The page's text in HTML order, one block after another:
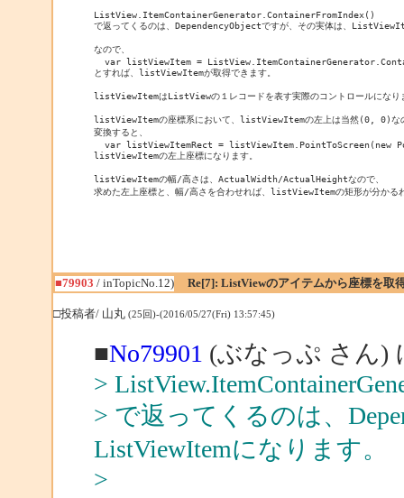
ListView.ItemContainerGenerator.ContainerFromIndex()
で返ってくるのは、DependencyObjectですが、その実体は、
なので、
var listViewItem =
とすれば、listViewItemが取得できます。
listViewItemはListViewの１レコードを表す実際のコントロールになり
listViewItemの座標系において、listViewItemの左上は当然(0, 0)な
変換すると、
var listViewItemRect = listViewItem.PointToScreen(new
listViewItemの左上座標になります。
listViewItemの幅/高さは、ActualWidth/ActualHeightなので、
■79903 / inTopicNo.12) Re[7]: ListViewのアイテムから座標を取
□投稿者/ 山丸 (25回)-(2016/05/27(Fri) 13:57:45)
■No79901 (ぶなっぷ さん)
>
> で返ってくるのは、
ListViewItemになります。
>